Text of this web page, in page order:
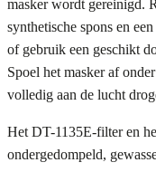
masker wordt gereinigd.
synthetische spons en
of gebruik een geschikt
Spoel het masker af
volledig aan de lucht
Het DT-1135E-filter en
ondergedompeld,